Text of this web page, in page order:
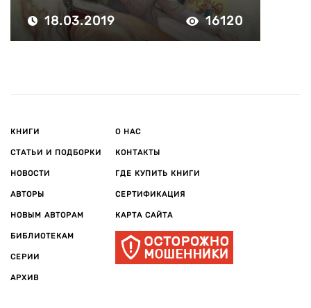
18.03.2019 16120
КНИГИ
СТАТЬИ И ПОДБОРКИ
НОВОСТИ
АВТОРЫ
НОВЫМ АВТОРАМ
БИБЛИОТЕКАМ
СЕРИИ
АРХИВ
О НАС
КОНТАКТЫ
ГДЕ КУПИТЬ КНИГИ
СЕРТИФИКАЦИЯ
КАРТА САЙТА